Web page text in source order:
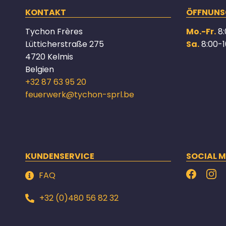
KONTAKT
Tychon Frères
Lütticherstraße 275
4720 Kelmis
Belgien
+32 87 63 95 20
feuerwerk@tychon-sprl.be
Mo.-Fr.
Sa.8:00-
KUNDENSERVICE
FAQ
+32 (0)480 56 82 32
SOCIAL